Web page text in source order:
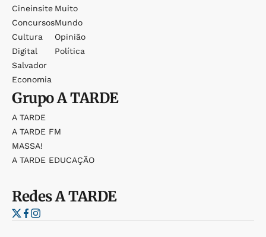
Cineinsite
Concursos
Cultura
Digital
Salvador
Economia
Muito
Mundo
Opinião
Política
GrupoA TARDE
A TARDE
A TARDE FM
MASSA!
A TARDE EDUCAÇÃO
RedesA TARDE